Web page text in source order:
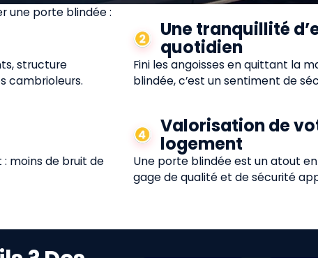
une porte blindée :
structure
cambrioleurs.
Une tranquillité
quotidien
Fini les angoisses en quittant la
blindée, c’est un sentiment de
: moins de bruit de
Valorisation de
logement
Une porte blindée est un atout
gage de qualité et de sécurité